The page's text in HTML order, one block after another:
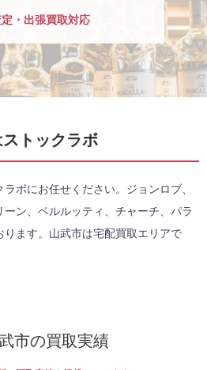
・出張買取対応
トックラボ
ボにお任せください。ジョンロブ、
ン、ベルルッティ、チャーチ、パラ
ります。山武市は宅配買取エリアで
市の買取実績